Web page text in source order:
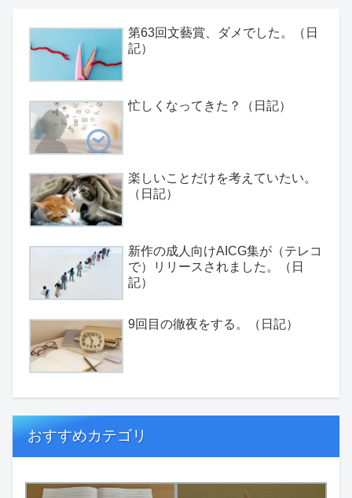
第63回文藝賞、ダメでした。（日
記）
忙しくなってきた？（日記）
楽しいことだけを考えていたい。
（日記）
新作の成人向けAICG集が（テレコ
で）リリースされました。（日
記）
9回目の徹夜をする。（日記）
おすすめカテゴリ